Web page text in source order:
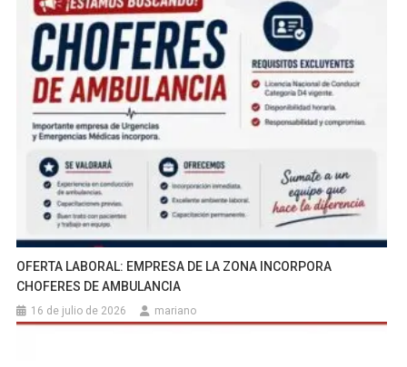
OFERTA LABORAL: EMPRESA DE LA ZONA INCORPORA
CHOFERES DE AMBULANCIA
16 de julio de 2026 mariano